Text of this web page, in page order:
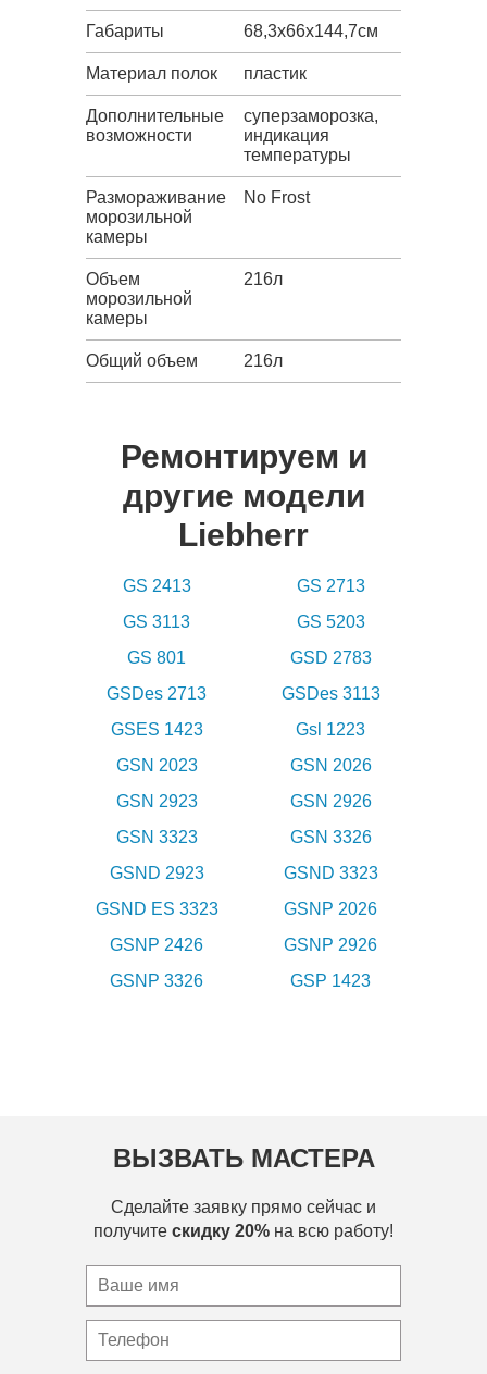
Габариты 68,3х66х144,7см
Материал полок пластик
Дополнительные
возможности
суперзаморозка,
индикация
температуры
Размораживание
морозильной
камеры
No Frost
Объем
морозильной
камеры
216л
Общий объем 216л
Ремонтируем и
другие модели
Liebherr
GS 2413
GS 2713
GS 3113
GS 5203
GS 801
GSD 2783
GSDes 2713
GSDes 3113
GSES 1423
Gsl 1223
GSN 2023
GSN 2026
GSN 2923
GSN 2926
GSN 3323
GSN 3326
GSND 2923
GSND 3323
GSND ES 3323
GSNP 2026
GSNP 2426
GSNP 2926
GSNP 3326
GSP 1423
ВЫЗВАТЬ МАСТЕРА
Сделайте заявку прямо сейчас и
получите скидку 20% на всю работу!